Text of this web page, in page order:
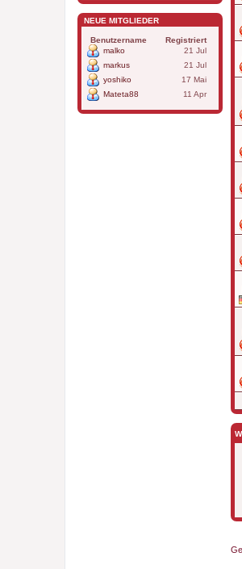
NEUE MITGLIEDER
Benutzername
Registriert
malko
21 Jul
markus
21 Jul
yoshiko
17 Mai
Mateta88
11 Apr